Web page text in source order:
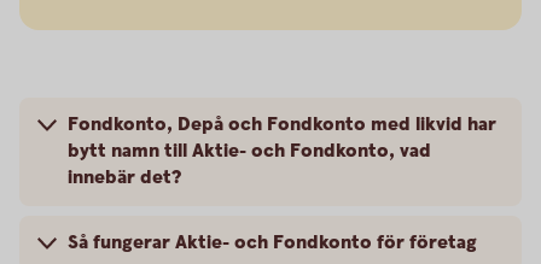
Fondkonto, Depå och Fondkonto med likvid har
bytt namn till Aktie- och Fondkonto, vad
innebär det?
Så fungerar Aktie- och Fondkonto för företag